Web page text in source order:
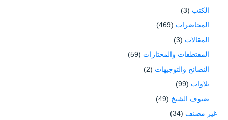
الكتب (3)
المحاضرات (469)
المقالات (3)
المقتطفات والمختارات (59)
النصائح والتوجيهات (2)
تلاوات (99)
ضيوف الشيخ (49)
غير مصنف (34)